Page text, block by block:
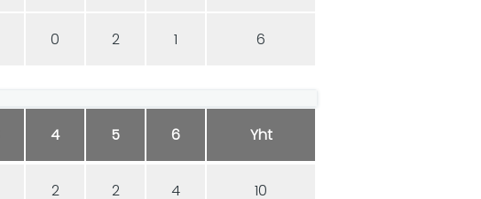
0 2 1 6
4 5 6 Yht
2 2 4 10